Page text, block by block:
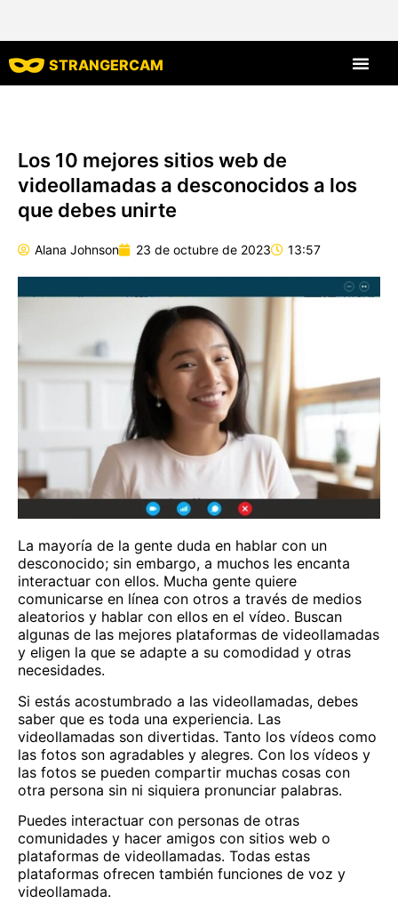
STRANGERCAM
Los 10 mejores sitios web de
videollamadas a desconocidos a los
que debes unirte
Alana Johnson 23 de octubre de 2023 13:57
La mayoría de la gente duda en hablar con un
desconocido; sin embargo, a muchos les encanta
interactuar con ellos. Mucha gente quiere
comunicarse en línea con otros a través de medios
aleatorios y hablar con ellos en el vídeo. Buscan
algunas de las mejores plataformas de videollamadas
y eligen la que se adapte a su comodidad y otras
necesidades.
Si estás acostumbrado a las videollamadas, debes
saber que es toda una experiencia. Las
videollamadas son divertidas. Tanto los vídeos como
las fotos son agradables y alegres. Con los vídeos y
las fotos se pueden compartir muchas cosas con
otra persona sin ni siquiera pronunciar palabras.
Puedes interactuar con personas de otras
comunidades y hacer amigos con sitios web o
plataformas de videollamadas. Todas estas
plataformas ofrecen también funciones de voz y
videollamada.